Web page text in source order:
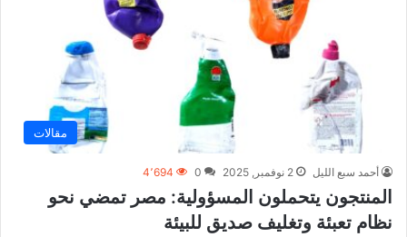
مقالات
أحمد سبع الليل 2 نوفمبر, 2025 0 4٬694
المنتجون يتحملون المسؤولية: مصر تمضي نحو
نظام تعبئة وتغليف صديق للبيئة